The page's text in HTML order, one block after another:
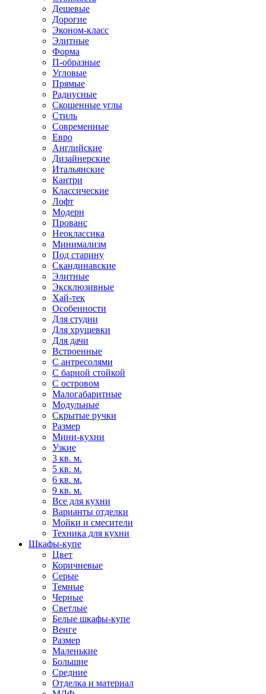
Дешевые
Дорогие
Эконом-класс
Элитные
Форма
П-образные
Угловые
Прямые
Радиусные
Скошенные углы
Стиль
Современные
Евро
Английские
Дизайнерские
Итальянские
Кантри
Классические
Лофт
Модерн
Прованс
Неоклассика
Минимализм
Под старину
Скандинавские
Элитные
Эксклюзивные
Хай-тек
Особенности
Для студии
Для хрущевки
Для дачи
Встроенные
С антресолями
С барной стойкой
С островом
Малогабаритные
Модульные
Скрытые ручки
Размер
Мини-кухни
Узкие
3 кв. м.
5 кв. м.
6 кв. м.
9 кв. м.
Все для кухни
Варианты отделки
Мойки и смесители
Техника для кухни
Шкафы-купе
Цвет
Коричневые
Серые
Темные
Черные
Светлые
Белые шкафы-купе
Венге
Размер
Маленькие
Большие
Средние
Отделка и материал